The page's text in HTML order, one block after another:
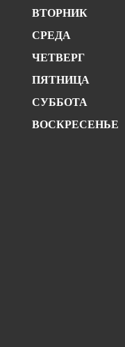
ВТОРНИК
СРЕДА
ЧЕТВЕРГ
ПЯТНИЦА
СУББОТА
ВОСКРЕСЕНЬЕ